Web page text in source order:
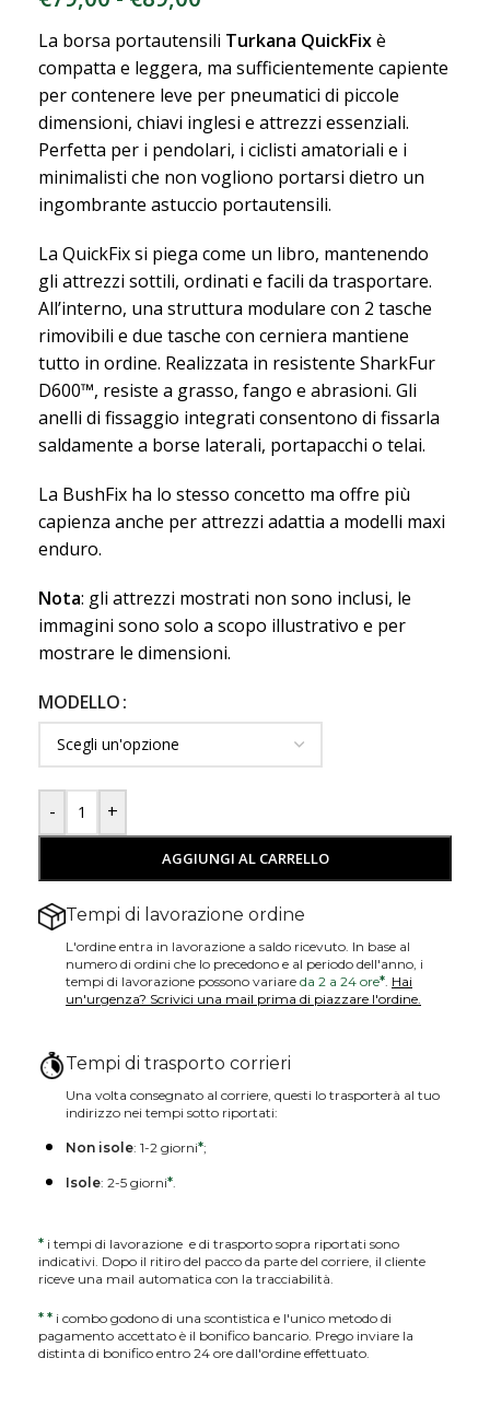
La borsa portautensili Turkana QuickFixè
compatta e leggera, ma sufficientemente capiente
per contenere leve per pneumatici di piccole
dimensioni, chiavi inglesi e attrezzi essenziali.
Perfetta per i pendolari, i ciclisti amatoriali e i
minimalisti che non vogliono portarsi dietro un
ingombrante astuccio portautensili.
La QuickFix si piega come un libro, mantenendo
gli attrezzi sottili, ordinati e facili da trasportare.
All’interno, una struttura modulare con 2 tasche
rimovibili e due tasche con cerniera mantiene
tutto in ordine. Realizzata in resistente SharkFur
D600™, resiste a grasso, fango e abrasioni. Gli
anelli di fissaggio integrati consentono di fissarla
saldamente a borse laterali, portapacchi o telai.
La BushFix ha lo stesso concetto ma offre più
capienza anche per attrezzi adattia a modelli maxi
enduro.
Nota: gli attrezzi mostrati non sono inclusi, le
immagini sono solo a scopo illustrativo e per
mostrare le dimensioni.
MODELLO
- +
AGGIUNGI AL CARRELLO
Tempi di lavorazione ordine
L'ordine entra in lavorazione a saldo ricevuto. In base al
numero di ordini che lo precedono e al periodo dell'anno, i
tempi di lavorazione possono variare da 2 a 24 ore* Hai
un'urgenza? Scrivici una mail prima di piazzare l'ordine.
Tempi di trasporto corrieri
Una volta consegnato al corriere, questi lo trasporterà al tuo
indirizzo nei tempi sotto riportati:
Non isole: 1-2 giorni*;
Isole: 2-5 giorni*
* i tempi di lavorazione e di trasporto sopra riportati sono
indicativi. Dopo il ritiro del pacco da parte del corriere, il cliente
riceve una mail automatica con la tracciabilità.
* * i combo godono di una scontistica e l'unico metodo di
pagamento accettato è il bonifico bancario. Prego inviare la
distinta di bonifico entro 24 ore dall'ordine effettuato.